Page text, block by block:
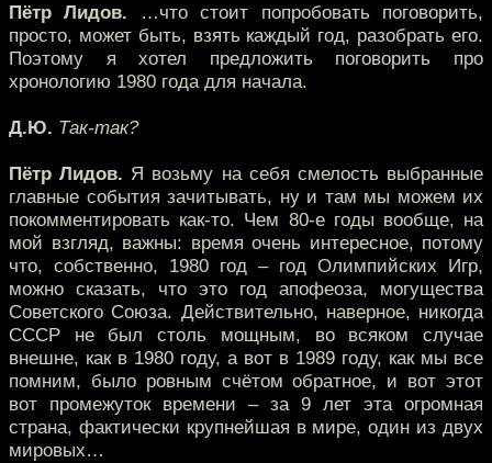
Пётр Лидов. …что стоит попробовать поговорить,
просто, может быть, взять каждый год, разобрать его.
Поэтому я хотел предложить поговорить про
хронологию 1980 года для начала.
Д.Ю. Так-так?
Пётр Лидов. Я возьму на себя смелость выбранные
главные события зачитывать, ну и там мы можем их
покомментировать как-то. Чем 80-е годы вообще, на
мой взгляд, важны: время очень интересное, потому
что, собственно, 1980 год – год Олимпийских Игр,
можно сказать, что это год апофеоза, могущества
Советского Союза. Действительно, наверное, никогда
СССР не был столь мощным, во всяком случае
внешне, как в 1980 году, а вот в 1989 году, как мы все
помним, было ровным счётом обратное, и вот этот
вот промежуток времени – за 9 лет эта огромная
страна, фактически крупнейшая в мире, один из двух
мировых…